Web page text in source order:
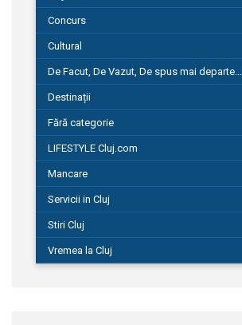
Concurs
Cultural
De Facut, De Vazut, De spus mai departe…
Destinații
Fără categorie
LIFESTYLE Cluj.com
Mancare
Servicii in Cluj
Stiri Cluj
Vremea la Cluj